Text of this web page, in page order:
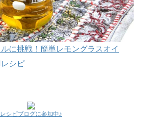
に挑戦！簡単レモングラスオイ
シピ
レシピブログに参加中♪